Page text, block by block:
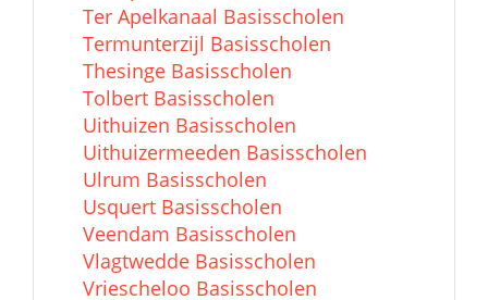
Ter Apelkanaal Basisscholen
Termunterzijl Basisscholen
Thesinge Basisscholen
Tolbert Basisscholen
Uithuizen Basisscholen
Uithuizermeeden Basisscholen
Ulrum Basisscholen
Usquert Basisscholen
Veendam Basisscholen
Vlagtwedde Basisscholen
Vriescheloo Basisscholen